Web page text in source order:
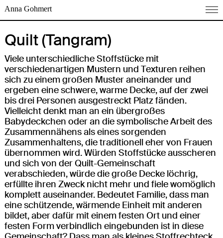
Anna Gohmert
Quilt (Tangram)
Viele unterschiedliche Stoffstücke mit
verschiedenartigen Mustern und Texturen reihen
sich zu einem großen Muster aneinander und
ergeben eine schwere, warme Decke, auf der zwei
bis drei Personen ausgestreckt Platz fänden.
Vielleicht denkt man an ein übergroßes
Babydeckchen oder an die symbolische Arbeit des
Zusammennähens als eines sorgenden
Zusammenhaltens, die traditionell eher von Frauen
übernommen wird. Würden Stoffstücke ausscheren
und sich von der Quilt-Gemeinschaft
verabschieden, würde die große Decke löchrig,
erfüllte ihren Zweck nicht mehr und fiele womöglich
komplett auseinander. Bedeutet Familie, dass man
eine schützende, wärmende Einheit mit anderen
bildet, aber dafür mit einem festen Ort und einer
festen Form verbindlich eingebunden ist in diese